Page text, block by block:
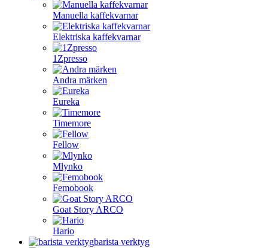
Manuella kaffekvarnar
Elektriska kaffekvarnar
1Zpresso
Andra märken
Eureka
Timemore
Fellow
Mlynko
Femobook
Goat Story ARCO
Hario
barista verktyg